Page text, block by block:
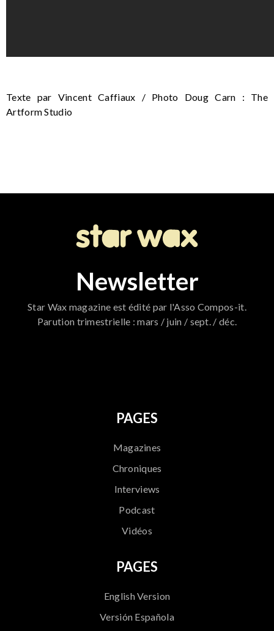
Texte par Vincent Caffiaux / Photo Doug Carn : The
Artform Studio
Newsletter
Star Wax magazine est édité par l'Asso Compos-it.
Parution trimestrielle : mars / juin / sept. / déc.
PAGES
Magazines
Chroniques
Interviews
Podcast
Vidéos
PAGES
English Version
Versión Española